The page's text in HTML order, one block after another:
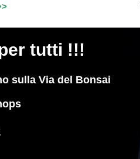
tutti !!!
sulla Via del Bonsai